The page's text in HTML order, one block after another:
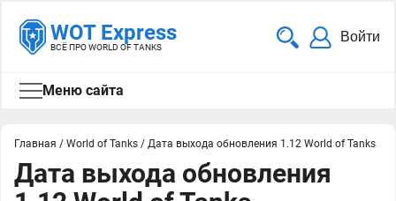
WOT Express
ВСЁ ПРО WORLD OF TANKS
Войти
Меню сайта
Главная / World of Tanks / Дата выхода обновления 1.12 World of Tanks
Дата выхода обновления